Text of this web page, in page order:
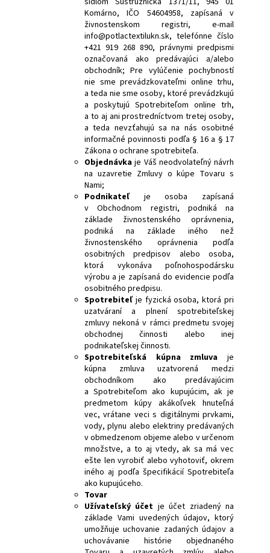
Komárno, IČO 54604958, zapísaná v
živnostenskom registri, e-mail
info@potlactextilukn.sk, telefónne číslo
+421 919 268 890, právnymi predpismi
označovaná ako predávajúci a/alebo
obchodník; Pre vylúčenie pochybností
nie sme prevádzkovateľmi online trhu,
a teda nie sme osoby, ktoré prevádzkujú
a poskytujú Spotrebiteľom online trh,
a to aj ani prostredníctvom tretej osoby,
a teda nevzťahujú sa na nás osobitné
informačné povinnosti podľa § 16 a § 17
Zákona o ochrane spotrebiteľa.
Objednávka je Váš neodvolateľný návrh
na uzavretie Zmluvy o kúpe Tovaru s
Nami;
Podnikateľ je osoba zapísaná
v Obchodnom registri, podniká na
základe živnostenského oprávnenia,
podniká na základe iného než
živnostenského oprávnenia podľa
osobitných predpisov alebo osoba,
ktorá vykonáva poľnohospodársku
výrobu a je zapísaná do evidencie podľa
osobitného predpisu.
Spotrebiteľ je fyzická osoba, ktorá pri
uzatváraní a plnení spotrebiteľskej
zmluvy nekoná v rámci predmetu svojej
obchodnej činnosti alebo inej
podnikateľskej činnosti.
Spotrebiteľská kúpna zmluva je
kúpna zmluva uzatvorená medzi
obchodníkom ako predávajúcim
a Spotrebiteľom ako kupujúcim, ak je
predmetom kúpy akákoľvek hnuteľná
vec, vrátane veci s digitálnymi prvkami,
vody, plynu alebo elektriny predávaných
v obmedzenom objeme alebo v určenom
množstve, a to aj vtedy, ak sa má vec
ešte len vyrobiť alebo vyhotoviť, okrem
iného aj podľa špecifikácií Spotrebiteľa
ako kupujúceho.
Tovar
Užívateľský účet je účet zriadený na
základe Vami uvedených údajov, ktorý
umožňuje uchovanie zadaných údajov a
uchovávanie histórie objednaného